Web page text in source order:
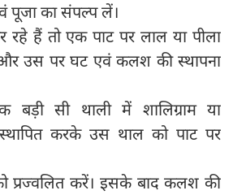
पूजा का संपल्प लें।
रहे हैं तो एक पाट पर लाल या पीला
उस पर घट एवं कलश की स्थापना
सी थाली में शालिग्राम या
स्थापित करके उस थाल को पाट पर
प्रज्वलित करें। इसके बाद कलश की